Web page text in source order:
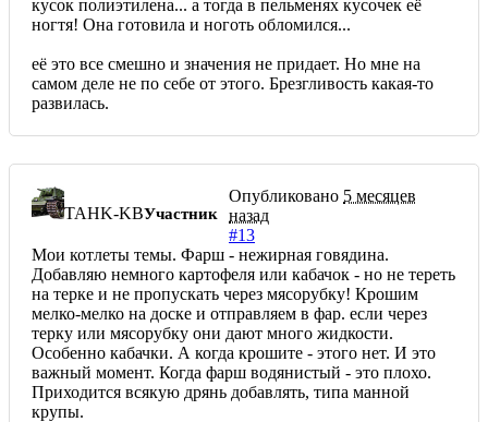
кусок полиэтилена... а тогда в пельменях кусочек её
ногтя! Она готовила и ноготь обломился...
её это все смешно и значения не придает. Но мне на
самом деле не по себе от этого. Брезгливость какая-то
развилась.
TAHK-KBУчастник
Опубликовано 5 месяцев
назад
#13
Мои котлеты темы. Фарш - нежирная говядина.
Добавляю немного картофеля или кабачок - но не тереть
на терке и не пропускать через мясорубку! Крошим
мелко-мелко на доске и отправляем в фар. если через
терку или мясорубку они дают много жидкости.
Особенно кабачки. А когда крошите - этого нет. И это
важный момент. Когда фарш водянистый - это плохо.
Приходится всякую дрянь добавлять, типа манной
крупы.